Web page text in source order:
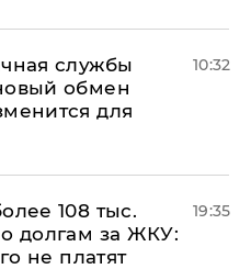
службы
обмен
для
10:32
108 тыс.
долгам за ЖКУ:
не платят
19:35